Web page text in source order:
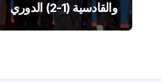
والقادسية (1-2) الدوري
السعودي